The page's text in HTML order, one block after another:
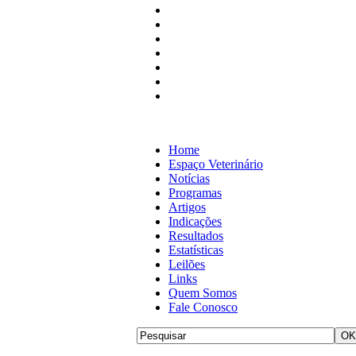
Home
Espaço Veterinário
Notícias
Programas
Artigos
Indicações
Resultados
Estatísticas
Leilões
Links
Quem Somos
Fale Conosco